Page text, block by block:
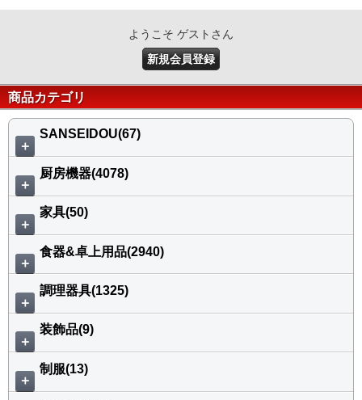
ようこそ ゲストさん
新規会員登録
商品カテゴリ
＋
SANSEIDOU(67)
＋
厨房機器(4078)
＋
家具(50)
＋
食器&卓上用品(2940)
＋
調理器具(1325)
＋
装飾品(9)
＋
制服(13)